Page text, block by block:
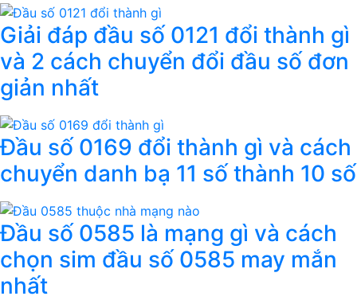
Giải đáp đầu số 0121 đổi thành gì
và 2 cách chuyển đổi đầu số đơn
giản nhất
Đầu số 0169 đổi thành gì và cách
chuyển danh bạ 11 số thành 10 số
Đầu số 0585 là mạng gì và cách
chọn sim đầu số 0585 may mắn
nhất